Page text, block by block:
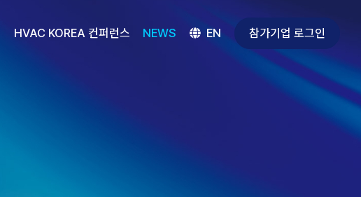
HVAC KOREA 컨퍼런스 NEWS EN 참가기업 로그인